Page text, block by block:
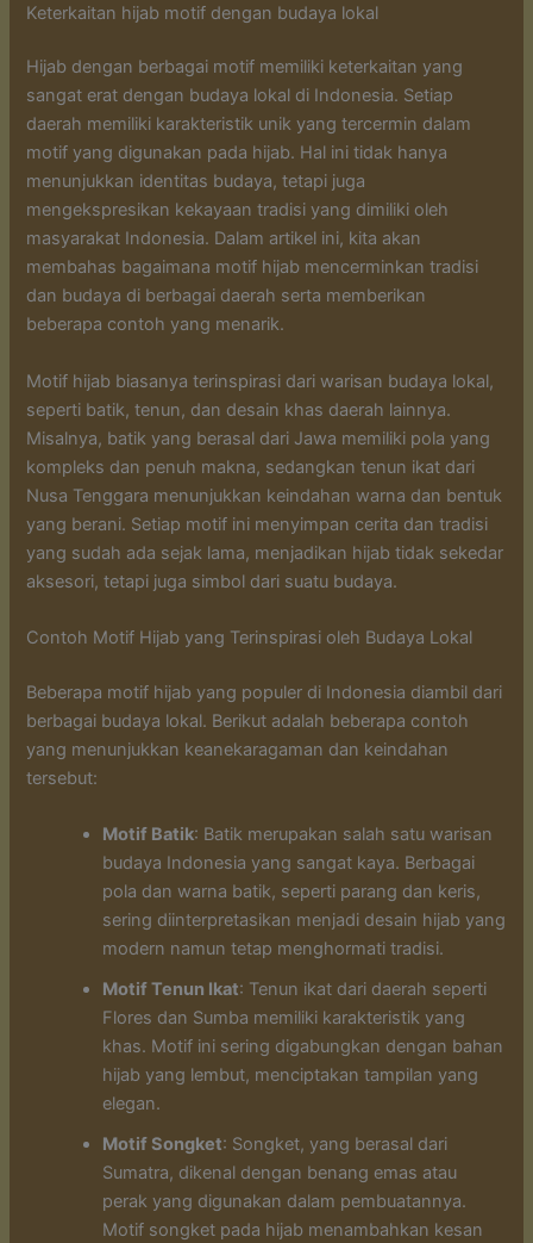
Keterkaitan hijab motif dengan budaya lokal
Hijab dengan berbagai motif memiliki keterkaitan yang
sangat erat dengan budaya lokal di Indonesia. Setiap
daerah memiliki karakteristik unik yang tercermin dalam
motif yang digunakan pada hijab. Hal ini tidak hanya
menunjukkan identitas budaya, tetapi juga
mengekspresikan kekayaan tradisi yang dimiliki oleh
masyarakat Indonesia. Dalam artikel ini, kita akan
membahas bagaimana motif hijab mencerminkan tradisi
dan budaya di berbagai daerah serta memberikan
beberapa contoh yang menarik.
Motif hijab biasanya terinspirasi dari warisan budaya lokal,
seperti batik, tenun, dan desain khas daerah lainnya.
Misalnya, batik yang berasal dari Jawa memiliki pola yang
kompleks dan penuh makna, sedangkan tenun ikat dari
Nusa Tenggara menunjukkan keindahan warna dan bentuk
yang berani. Setiap motif ini menyimpan cerita dan tradisi
yang sudah ada sejak lama, menjadikan hijab tidak sekedar
aksesori, tetapi juga simbol dari suatu budaya.
Contoh Motif Hijab yang Terinspirasi oleh Budaya Lokal
Beberapa motif hijab yang populer di Indonesia diambil dari
berbagai budaya lokal. Berikut adalah beberapa contoh
yang menunjukkan keanekaragaman dan keindahan
tersebut:
Motif Batik: Batik merupakan salah satu warisan
budaya Indonesia yang sangat kaya. Berbagai
pola dan warna batik, seperti parang dan keris,
sering diinterpretasikan menjadi desain hijab yang
modern namun tetap menghormati tradisi.
Motif Tenun Ikat: Tenun ikat dari daerah seperti
Flores dan Sumba memiliki karakteristik yang
khas. Motif ini sering digabungkan dengan bahan
hijab yang lembut, menciptakan tampilan yang
elegan.
Motif Songket: Songket, yang berasal dari
Sumatra, dikenal dengan benang emas atau
perak yang digunakan dalam pembuatannya.
Motif songket pada hijab menambahkan kesan